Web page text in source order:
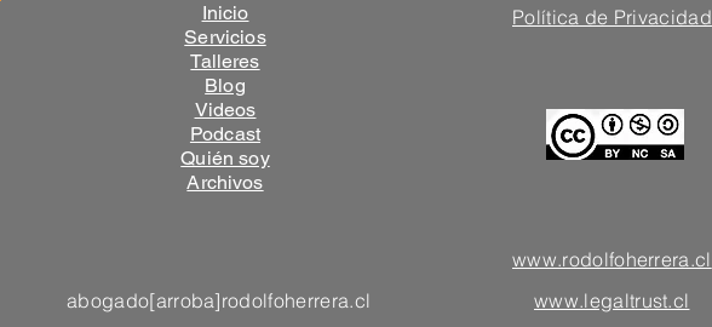
Inicio
Servicios
Talleres
Blog
Videos
Podcast
Quién soy
Archivos
Política de Privacidad
www.rodolfoherrera.cl
abogado[arroba]rodolfoherrera.cl www.legaltrust.cl